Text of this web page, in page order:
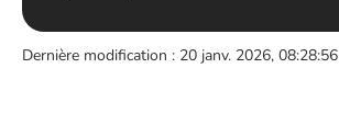
Dernière modification : 20 janv. 2026, 08:28:56